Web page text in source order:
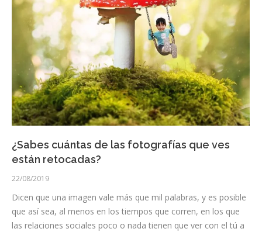
¿Sabes cuántas de las fotografías que ves
están retocadas?
22/08/2019
Dicen que una imagen vale más que mil palabras, y es posible
que así sea, al menos en los tiempos que corren, en los que
las relaciones sociales poco o nada tienen que ver con el tú a